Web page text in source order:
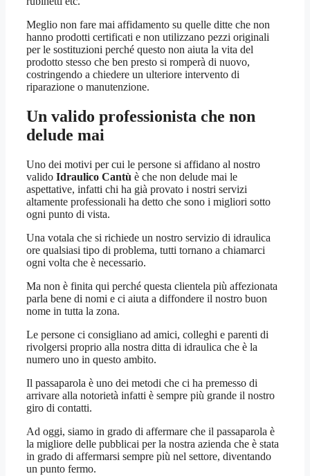
Meglio non fare mai affidamento su quelle ditte che non
hanno prodotti certificati e non utilizzano pezzi originali
per le sostituzioni perché questo non aiuta la vita del
prodotto stesso che ben presto si romperà di nuovo,
costringendo a chiedere un ulteriore intervento di
riparazione o manutenzione.
Un valido professionista che non
delude mai
Uno dei motivi per cui le persone si affidano al nostro
valido Idraulico Cantù è che non delude mai le
aspettative, infatti chi ha già provato i nostri servizi
altamente professionali ha detto che sono i migliori sotto
ogni punto di vista.
Una votala che si richiede un nostro servizio di idraulica
ore qualsiasi tipo di problema, tutti tornano a chiamarci
ogni volta che è necessario.
Ma non è finita qui perché questa clientela più affezionata
parla bene di nomi e ci aiuta a diffondere il nostro buon
nome in tutta la zona.
Le persone ci consigliano ad amici, colleghi e parenti di
rivolgersi proprio alla nostra ditta di idraulica che è la
numero uno in questo ambito.
Il passaparola è uno dei metodi che ci ha premesso di
arrivare alla notorietà infatti è sempre più grande il nostro
giro di contatti.
Ad oggi, siamo in grado di affermare che il passaparola è
la migliore delle pubblicai per la nostra azienda che è stata
in grado di affermarsi sempre più nel settore, diventando
un punto fermo.